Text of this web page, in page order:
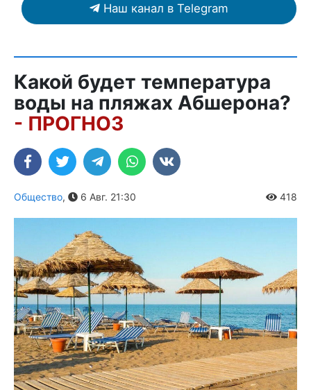
Наш канал в Telegram
Какой будет температура
воды на пляжах Абшерона?
- ПРОГНОЗ
Общество, 6 Авг. 21:30 418